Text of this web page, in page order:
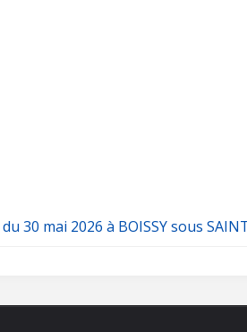
30 mai 2026 à BOISSY sous